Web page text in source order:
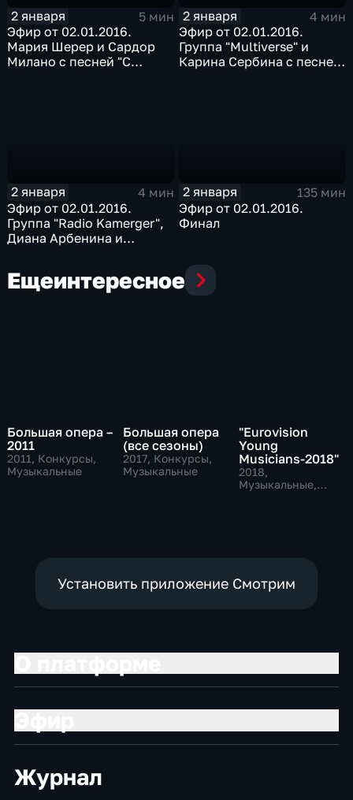
2 января
5 мин
Эфир от 02.01.2016.
Мария Шерер и Сардор
Милано с песней "С
2 января
4 мин
Эфир от 02.01.2016.
Группа "Multiverse" и
Карина Сербина с песней
2 января
4 мин
Эфир от 02.01.2016.
Группа "Radio Kamerger",
Диана Арбенина и
курит трубку"
2 января
135 мин
Эфир от 02.01.2016.
Финал
Ещеинтересное
Большая опера –
2011
2011, Конкурсы,
Музыкальные
Большая опера
(все сезоны)
2017, Конкурсы,
Музыкальные
"Eurovision
Young
Musicians-2018"
2018,
Музыкальные,
Установить приложение Смотрим
Журнал